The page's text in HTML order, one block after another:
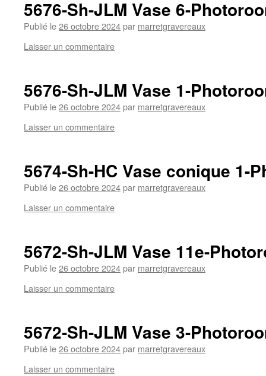
5676-Sh-JLM Vase 6-
Publié le26 octobre 2024par marretgravereaux
Laisser un commentaire
5676-Sh-JLM Vase 1-
Publié le26 octobre 2024par marretgravereaux
Laisser un commentaire
5674-Sh-HC Vase conique 1-
Publié le26 octobre 2024par marretgravereaux
Laisser un commentaire
5672-Sh-JLM Vase 11e-
Publié le26 octobre 2024par marretgravereaux
Laisser un commentaire
5672-Sh-JLM Vase 3-
Publié le26 octobre 2024par marretgravereaux
Laisser un commentaire